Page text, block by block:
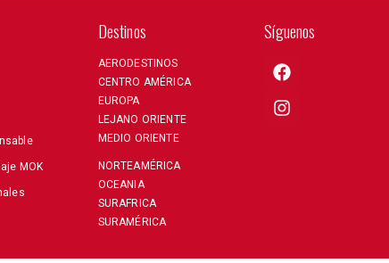
MOK
Destinos
AERODESTINOS
CENTRO AMÉRICA
EUROPA
LEJANO ORIENTE
MEDIO ORIENTE
NORTEAMÉRICA
OCEANIA
SURAFRICA
SURAMÉRICA
Síguenos